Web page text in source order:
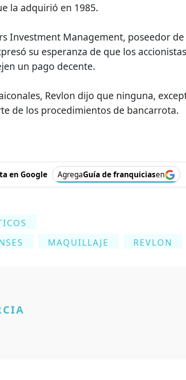
la adquirió en 1985.
Investment Management, poseedor de
su esperanza de que los accionistas
un pago decente.
Revlon dijo que ninguna,
de los procedimientos de bancarrota.
en Google AgregaGuía de franquiciasen
MAQUILLAJE REVLON